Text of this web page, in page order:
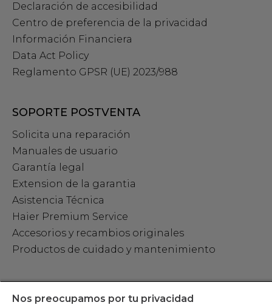
Declaración de accesibilidad
Centro de preferencia de la privacidad
Información Financiera
Data Act Policy
Reglamento GPSR (UE) 2023/988
SOPORTE POSTVENTA
Solicita una reparación
Manuales de usuario
Garantía legal
Extension de la garantia
Asistencia Técnica
Haier Premium Service
Accesorios y recambios originales
Productos de cuidado y mantenimiento
Nos preocupamos por tu privacidad